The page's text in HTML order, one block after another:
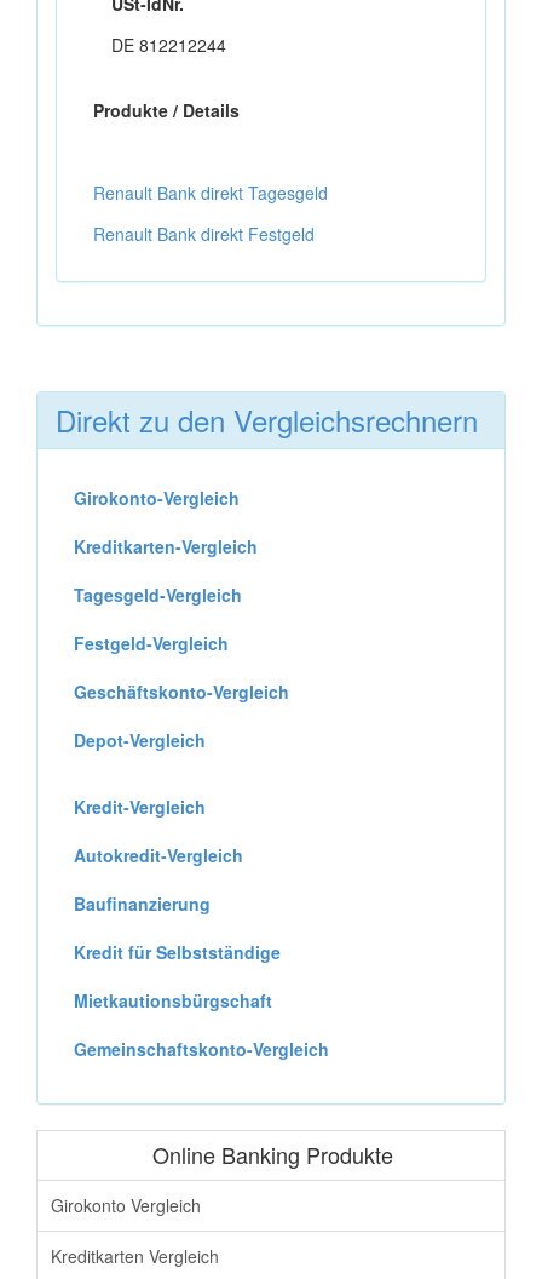
DE 812212244
Produkte / Details
Renault Bank direkt Tagesgeld
Renault Bank direkt Festgeld
Direkt zu den Vergleichsrechnern
Girokonto-Vergleich
Kreditkarten-Vergleich
Tagesgeld-Vergleich
Festgeld-Vergleich
Geschäftskonto-Vergleich
Depot-Vergleich
Kredit-Vergleich
Autokredit-Vergleich
Baufinanzierung
Kredit für Selbstständige
Mietkautionsbürgschaft
Gemeinschaftskonto-Vergleich
Online Banking Produkte
Girokonto Vergleich
Kreditkarten Vergleich